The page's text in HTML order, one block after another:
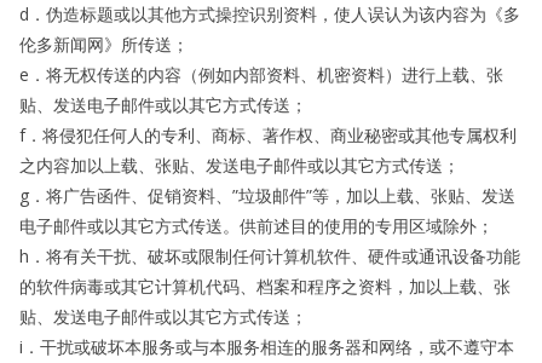
d．伪造标题或以其他方式操控识别资料，使人误认为该内容为《多
伦多新闻网》所传送；
e．将无权传送的内容（例如内部资料、机密资料）进行上载、张
贴、发送电子邮件或以其它方式传送；
f．将侵犯任何人的专利、商标、著作权、商业秘密或其他专属权利
之内容加以上载、张贴、发送电子邮件或以其它方式传送；
g．将广告函件、促销资料、”垃圾邮件”等，加以上载、张贴、发送
电子邮件或以其它方式传送。供前述目的使用的专用区域除外；
h．将有关干扰、破坏或限制任何计算机软件、硬件或通讯设备功能
的软件病毒或其它计算机代码、档案和程序之资料，加以上载、张
贴、发送电子邮件或以其它方式传送；
i．干扰或破坏本服务或与本服务相连的服务器和网络，或不遵守本